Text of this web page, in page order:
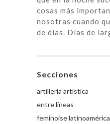
cosas más
nosotras cuando
de días. Días de
Secciones
artillería artística
entre líneas
feminoise latinoamérica